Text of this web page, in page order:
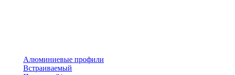
Алюминиевые профили
Встраиваемый